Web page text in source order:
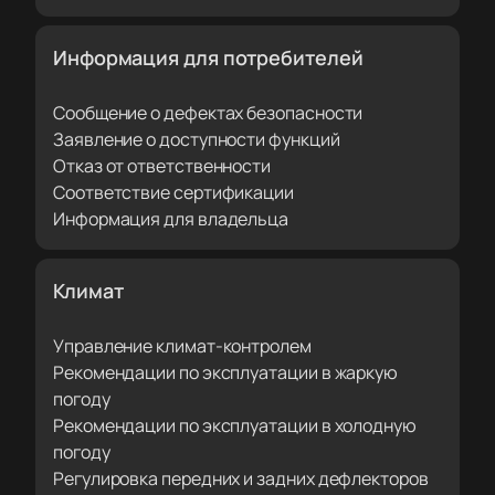
Информация для потребителей
Сообщение о дефектах безопасности
Заявление о доступности функций
Отказ от ответственности
Соответствие сертификации
Информация для владельца
Климат
Управление климат-контролем
Рекомендации по эксплуатации в жаркую
погоду
Рекомендации по эксплуатации в холодную
погоду
Регулировка передних и задних дефлекторов